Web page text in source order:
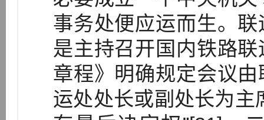
事务处便应运而生。
是主持召开国内铁路
章程》明确规定会议
运处处长或副处长为主